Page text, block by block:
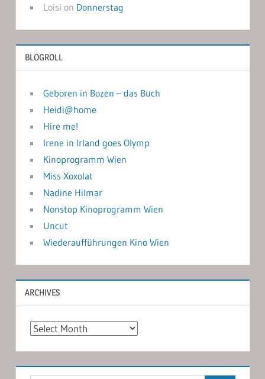
Loisi on Donnerstag
BLOGROLL
Geboren in Bozen – das Buch
Heidi@home
Hire me!
Irene in Irland goes Olymp
Kinoprogramm Wien
Miss Xoxolat
Nadine Hilmar
Nonstop Kinoprogramm Wien
Uncut
Wiederaufführungen Kino Wien
ARCHIVES
Archives